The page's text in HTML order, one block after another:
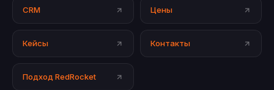
CRM Цены
Кейсы Контакты
Подход RedRocket